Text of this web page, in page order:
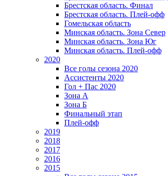
Брестская область. Финал
Брестская область. Плей-офф
Гомельская область
Минская область. Зона Север
Минская область. Зона Юг
Минская область. Плей-офф
2020
Все голы сезона 2020
Ассистенты 2020
Гол + Пас 2020
Зона А
Зона Б
Финальный этап
Плей-офф
2019
2018
2017
2016
2015